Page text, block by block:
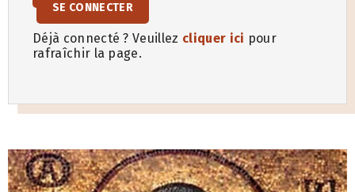
SE CONNECTER
Déjà connecté ? Veuillez cliquer ici pour
rafraîchir la page.